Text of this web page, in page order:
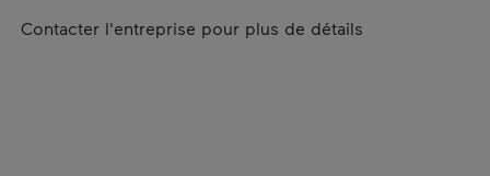
Contacter l'entreprise pour plus de détails